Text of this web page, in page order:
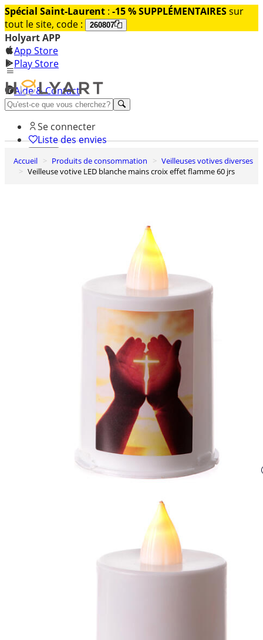
Spécial Saint-Laurent : -15 % SUPPLÉMENTAIRESsur
tout le site, code :
260807
Holyart APP
App Store
Play Store
Aide & Contact
Découvrez Premium
Se connecter
Liste des envies
0
Panier
Accueil Produits de consommation
Veilleuses votives diverses
Veilleuse votive LED blanche mains croix effet flamme 60 jrs